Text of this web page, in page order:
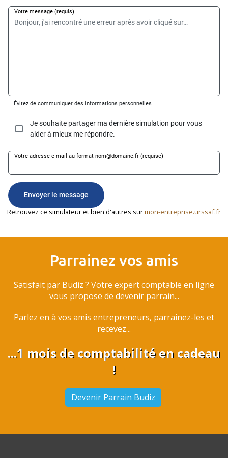
Retrouvez ce simulateur et bien d'autres surmon-entreprise.urssaf.fr
Parrainez vos amis
Satisfait par Budiz ? Votre expert comptable en ligne
vous propose de devenir parrain...
Parlez en à vos amis entrepreneurs, parrainez-les et
recevez...
...1 mois de comptabilité en cadeau
!
Devenir Parrain Budiz